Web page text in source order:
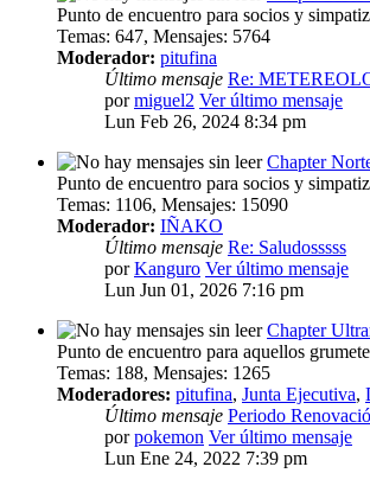
Punto de encuentro para socios y
Temas: 647, Mensajes: 5764
Moderador: pitufina
Último mensaje Re:
pormiguel2 Ver último mensaje
Lun Feb 26, 2024 8:34 pm
Chapter
Punto de encuentro para socios y
Temas: 1106, Mensajes: 15090
Moderador: IÑAKO
Último mensaje Re: Saludosssss
porKanguro Ver último mensaje
Lun Jun 01, 2026 7:16 pm
Chapter
Punto de encuentro para aquellos
Temas: 188, Mensajes: 1265
Moderadores: pitufina, Junta Ejecutiva,
Último mensaje Periodo
porpokemon Ver último mensaje
Lun Ene 24, 2022 7:39 pm